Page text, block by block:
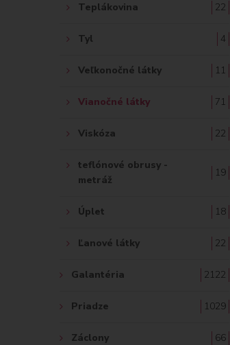
Bavlnená látka Biele bodky
Teplákovina 22
Tyl 4
Veľkonočné látky 11
Vianočné látky 71
Viskóza 22
teflónové obrusy -
metráž
19
Úplet 18
Ľanové látky 22
Galantéria 2122
Priadze 1029
Záclony 66